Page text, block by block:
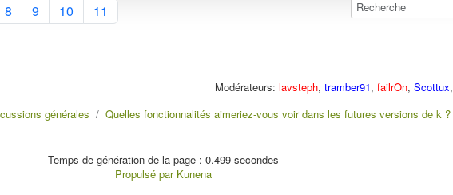
8 9 10 11
Modérateurs: lavsteph, tramber91, failrOn, Scottux,
générales Quelles fonctionnalités aimeriez-vous voir dans les futures versions de k ?
Temps de génération de la page : 0.499 secondes
Propulsé par Kunena